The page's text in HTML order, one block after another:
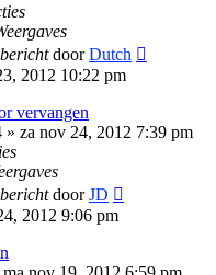
doorDutch
2012 10:22 pm
vervangen
» za nov 24, 2012 7:39 pm
doorJD
2012 9:06 pm